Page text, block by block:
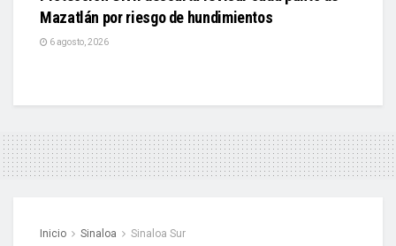
Mazatlán por riesgo de hundimientos
6 agosto, 2026
Inicio Sinaloa Sinaloa Sur